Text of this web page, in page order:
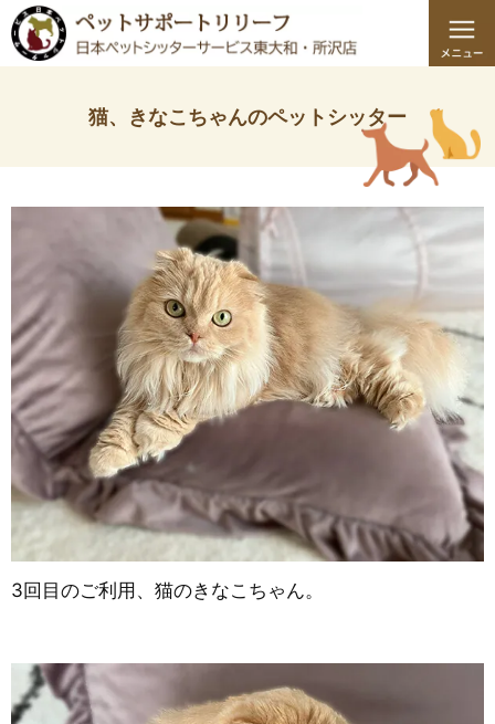
猫、きなこちゃんのペットシッター
3回目のご利用、猫のきなこちゃん。